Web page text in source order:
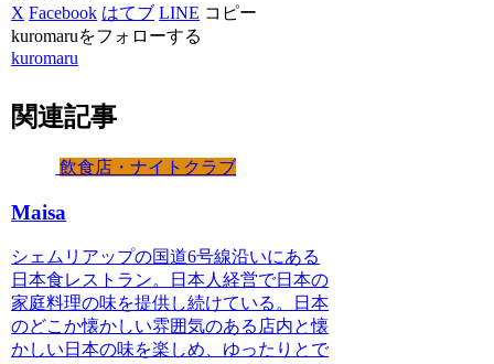
X Facebook はてブ LINE コピー
kuromaruをフォローする
kuromaru
関連記事
飲食店・ナイトクラブ
Maisa
シェムリアップの国道6号線沿いにある
日本食レストラン。日本人経営で日本の
家庭料理の味を提供し続けている。日本
のどこか懐かしい雰囲気のある店内と懐
かしい日本の味を楽しめ、ゆったりとで